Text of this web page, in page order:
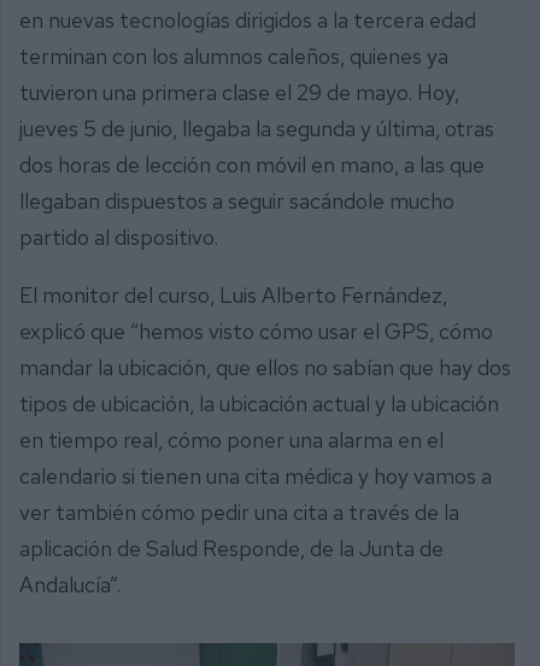
en nuevas tecnologías dirigidos a la tercera edad
terminan con los alumnos caleños, quienes ya
tuvieron una primera clase el 29 de mayo. Hoy,
jueves 5 de junio, llegaba la segunda y última, otras
dos horas de lección con móvil en mano, a las que
llegaban dispuestos a seguir sacándole mucho
partido al dispositivo.
El monitor del curso, Luis Alberto Fernández,
explicó que “hemos visto cómo usar el GPS, cómo
mandar la ubicación, que ellos no sabían que hay dos
tipos de ubicación, la ubicación actual y la ubicación
en tiempo real, cómo poner una alarma en el
calendario si tienen una cita médica y hoy vamos a
ver también cómo pedir una cita a través de la
aplicación de Salud Responde, de la Junta de
Andalucía”.